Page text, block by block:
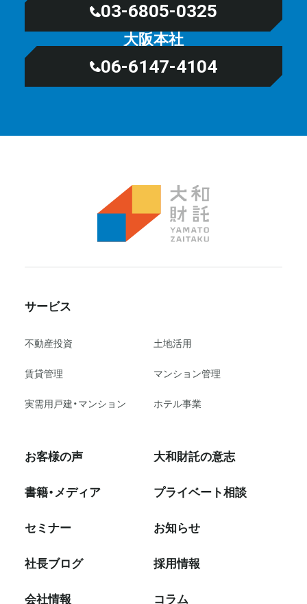
03-6805-0325
大阪本社
06-6147-4104
サービス
不動産投資
⼟地活⽤
賃貸管理
マンション管理
実需用戸建・マンション
ホテル事業
お客様の声
書籍・メディア
セミナー
社⻑ブログ
会社情報
大和財託の意志
プライベート相談
お知らせ
採⽤情報
コラム